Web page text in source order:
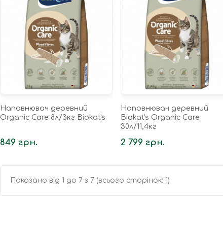
Наповнювач деревний
Organic Care 8л/3кг Biokat's
849 грн.
Наповнювач деревний
Biokat's Organic Care
30л/11,4кг
2 799 грн.
Показано від 1 до 7 з 7 (всього сторінок: 1)